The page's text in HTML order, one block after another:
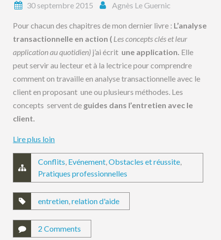
30 septembre 2015 Agnès Le Guernic
Pour chacun des chapitres de mon dernier livre : L’analyse
transactionnelle en action ( Les concepts clés et leur
application au quotidien) j’ai écrit une application. Elle
peut servir au lecteur et à la lectrice pour comprendre
comment on travaille en analyse transactionnelle avec le
client en proposant une ou plusieurs méthodes. Les
concepts servent de guides dans l’entretien avec le
client.
Lire plus loin
Conflits, Evénement,Obstacles et réussite,
Pratiques professionnelles
entretien,relation d'aide
2 Comments